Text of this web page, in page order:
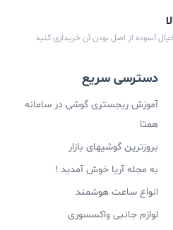
آسوده از اصل بودن آن خریداری کنید
دسترسی سریع
آموزش ریجستری گوشی در سامانه
همتا
بروزترین گوشیهای بازار
به مجله آریا خوش آمدید !
انواع ساعت هوشمند
لوازم جانبی واکسسوری